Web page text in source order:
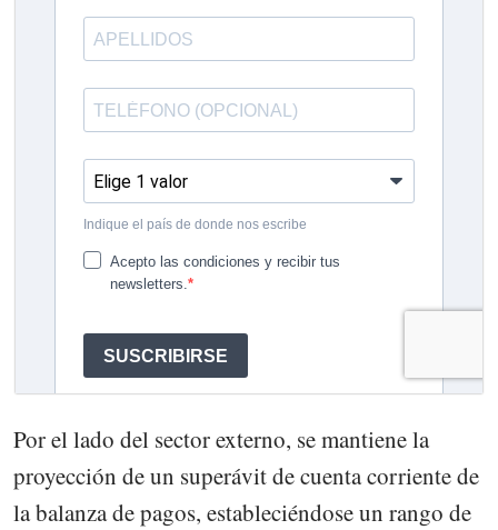
Por el lado del sector externo, se mantiene la
proyección de un superávit de cuenta corriente de
la balanza de pagos, estableciéndose un rango de